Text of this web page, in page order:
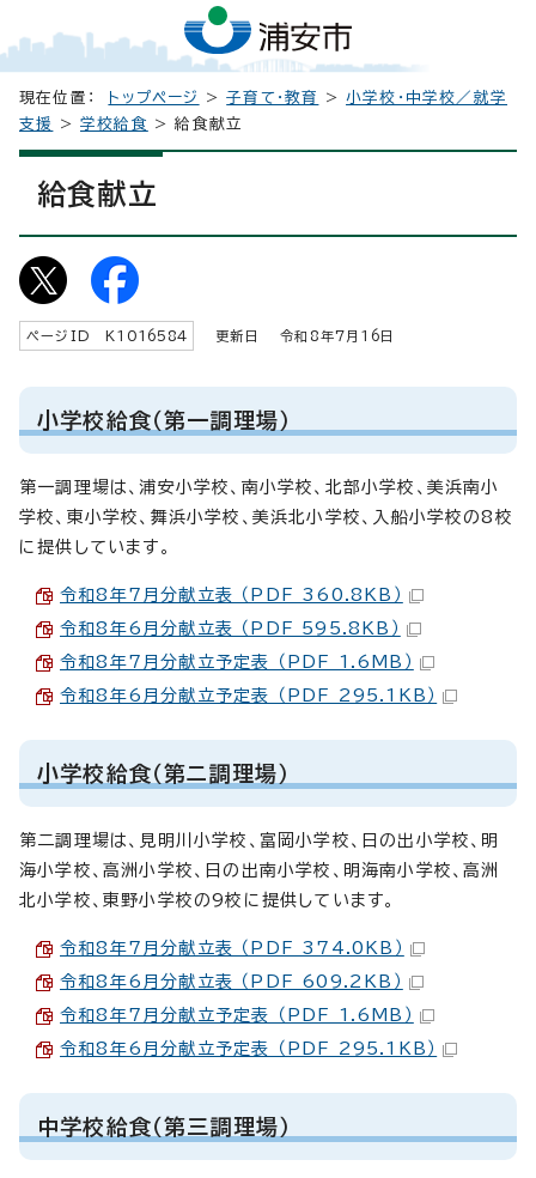
現在位置： トップページ >子育て・教育 >小学校・中学校／就学
支援
>学校給食 > 給食献立
給食献立
ページID K 1016584 更新日 令和8年7月 16 日
小学校給食（第一調理場）
第一調理場は、浦安小学校、南小学校、北部小学校、美浜南小
学校、東小学校、舞浜小学校、美浜北小学校、入船小学校の8校
に提供しています。
令和8年7月分献立表 （PDF 360.8KB）
令和8年6月分献立表 （PDF 595.8KB）
令和8年7月分献立予定表 （PDF 1.6MB）
令和8年6月分献立予定表 （PDF 295.1KB）
小学校給食（第ニ調理場）
第二調理場は、見明川小学校、富岡小学校、日の出小学校、明
海小学校、高洲小学校、日の出南小学校、明海南小学校、高洲
北小学校、東野小学校の9校に提供しています。
令和8年7月分献立表 （PDF 374.0KB）
令和8年6月分献立表 （PDF 609.2KB）
令和8年7月分献立予定表 （PDF 1.6MB）
令和8年6月分献立予定表 （PDF 295.1KB）
中学校給食（第三調理場）